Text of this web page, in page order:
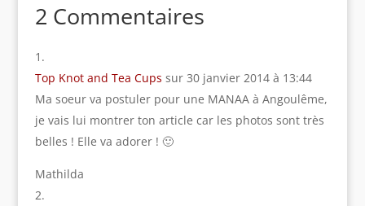
2 Commentaires
Top Knot and Tea Cups sur 30 janvier 2014 à 13:44
Ma soeur va postuler pour une MANAA à Angoulême,
je vais lui montrer ton article car les photos sont très
belles ! Elle va adorer ! 🙂
Mathilda